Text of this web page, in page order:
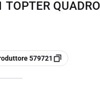
579721